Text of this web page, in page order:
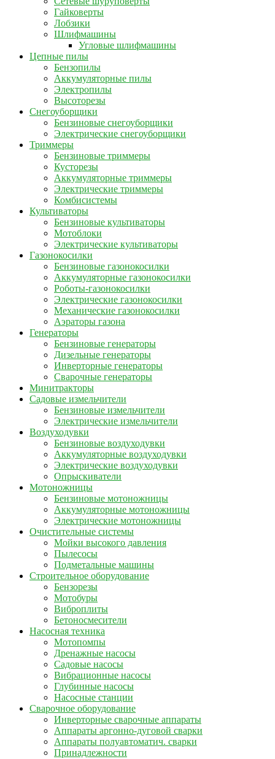
Гайковерты
Лобзики
Шлифмашины
Угловые шлифмашины
Цепные пилы
Бензопилы
Аккумуляторные пилы
Электропилы
Высоторезы
Снегоуборщики
Бензиновые снегоуборщики
Электрические снегоуборщики
Триммеры
Бензиновые триммеры
Кусторезы
Аккумуляторные триммеры
Электрические триммеры
Комбисистемы
Культиваторы
Бензиновые культиваторы
Мотоблоки
Электрические культиваторы
Газонокосилки
Бензиновые газонокосилки
Аккумуляторные газонокосилки
Роботы-газонокосилки
Электрические газонокосилки
Механические газонокосилки
Аэраторы газона
Генераторы
Бензиновые генераторы
Дизельные генераторы
Инверторные генераторы
Сварочные генераторы
Минитракторы
Садовые измельчители
Бензиновые измельчители
Электрические измельчители
Воздуходувки
Бензиновые воздуходувки
Аккумуляторные воздуходувки
Электрические воздуходувки
Опрыскиватели
Мотоножницы
Бензиновые мотоножницы
Аккумуляторные мотоножницы
Электрические мотоножницы
Очистительные системы
Мойки высокого давления
Пылесосы
Подметальные машины
Строительное оборудование
Бензорезы
Мотобуры
Виброплиты
Бетоносмесители
Насосная техника
Мотопомпы
Дренажные насосы
Садовые насосы
Вибрационные насосы
Глубинные насосы
Насосные станции
Сварочное оборудование
Инверторные сварочные аппараты
Аппараты аргонно-дуговой сварки
Аппараты полуавтоматич. сварки
Принадлежности